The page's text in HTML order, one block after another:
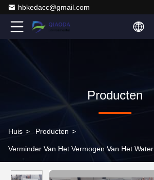
hbkedacc@gmail.com
Producten
Huis > Producten >
Verminder Van Het Vermogen Van Het Water